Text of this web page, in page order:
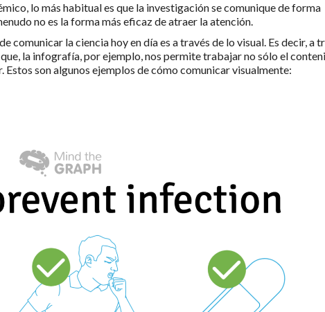
lo más habitual es que la investigación se comunique de forma
no es la forma más eficaz de atraer la atención.
comunicar la ciencia hoy en día es a través de lo visual. Es decir, a
la infografía, por ejemplo, nos permite trabajar no sólo el
son algunos ejemplos de cómo comunicar visualmente: